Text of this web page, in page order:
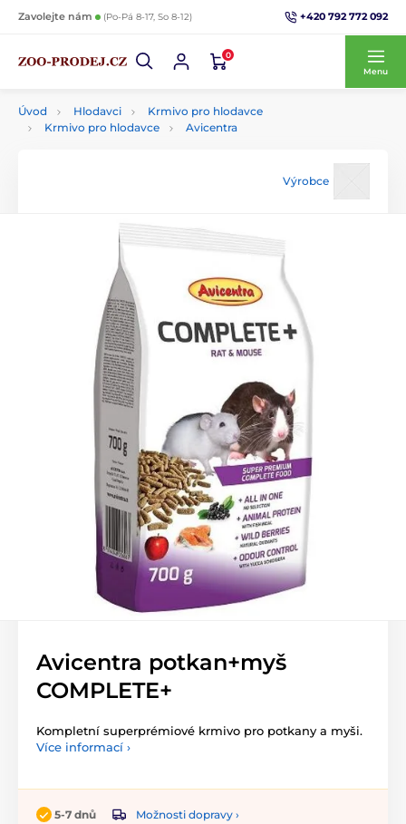
Zavolejte nám (Po-Pá 8-17, So 8-12) +420 792 772 092
0
Menu
Úvod Hlodavci
Krmivo pro hlodavce
Krmivo pro hlodavce
Avicentra
Výrobce
Avicentra potkan+myš
COMPLETE+
Kompletní superprémiové krmivo pro potkany a myši.
Více informací ›
5-7 dnů
Možnosti dopravy ›